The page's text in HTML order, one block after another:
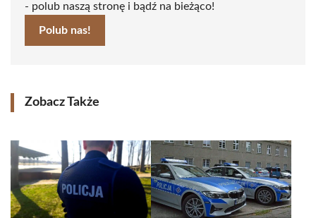
- polub naszą stronę i bądź na bieżąco!
Polub nas!
Zobacz Także